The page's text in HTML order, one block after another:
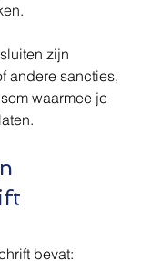
zijn
andere sancties,
waarmee je
bevat: